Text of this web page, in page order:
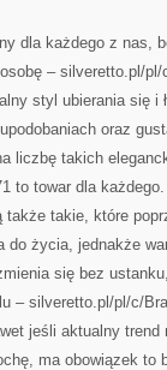
dla każdego z nas,
– silveretto.pl/
styl ubierania się i
oraz
liczbę takich
to towar dla
takie, które
do życia, jednakże
się bez
– silveretto.pl/pl/c/
jeśli aktualny trend
ma obowiązek to